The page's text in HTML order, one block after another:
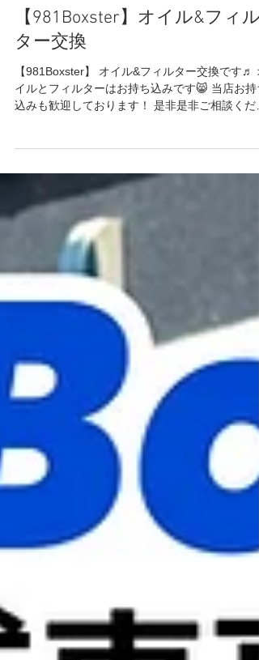
4月8日 読了時間: 1分
986/987/981Boxster/S
【981Boxster】オイル&フィル
ター交換
イルとフィルターはお持ち込みです😸 当店お持
いませ🌟 ありがとうございました‼️ R9レーシン
HP⬇︎ https://www.r9racing-jp.com/ YouTubeチャ
ネル⬇︎
https://youtube.com/channel/
F8UOYuI-w 🔻LINE友達追加/LINEお問い合わせ🔻
https://lin.ee/4ek3yGk 🕊Twitter🕊
https://twitter.com/r9racing_japan TEL/FAX 03-
6336-0775 📩r9.racingteam.911@gmail.com ●小
さなメンテナンスガレージ● 入り口にシャッター
ございますので、インターホンを鳴らしていただ
くか、お声がけお願いします。 シャッターが閉ま
っていたり不在の場合もございますので、事前(
日可)にお電話またはメールにてご連絡下さると
ムーズです。 #ポルシェ